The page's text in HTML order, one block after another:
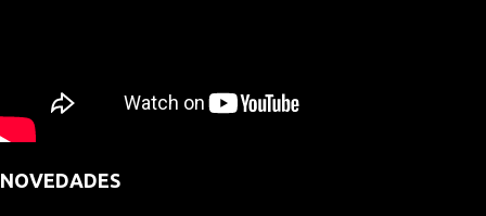
NOVEDADES